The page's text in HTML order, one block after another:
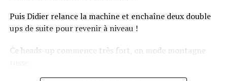
Puis Didier relance la machine et enchaîne deux double
ups de suite pour revenir à niveau !
Ce heads-up commence très fort, en mode montagne